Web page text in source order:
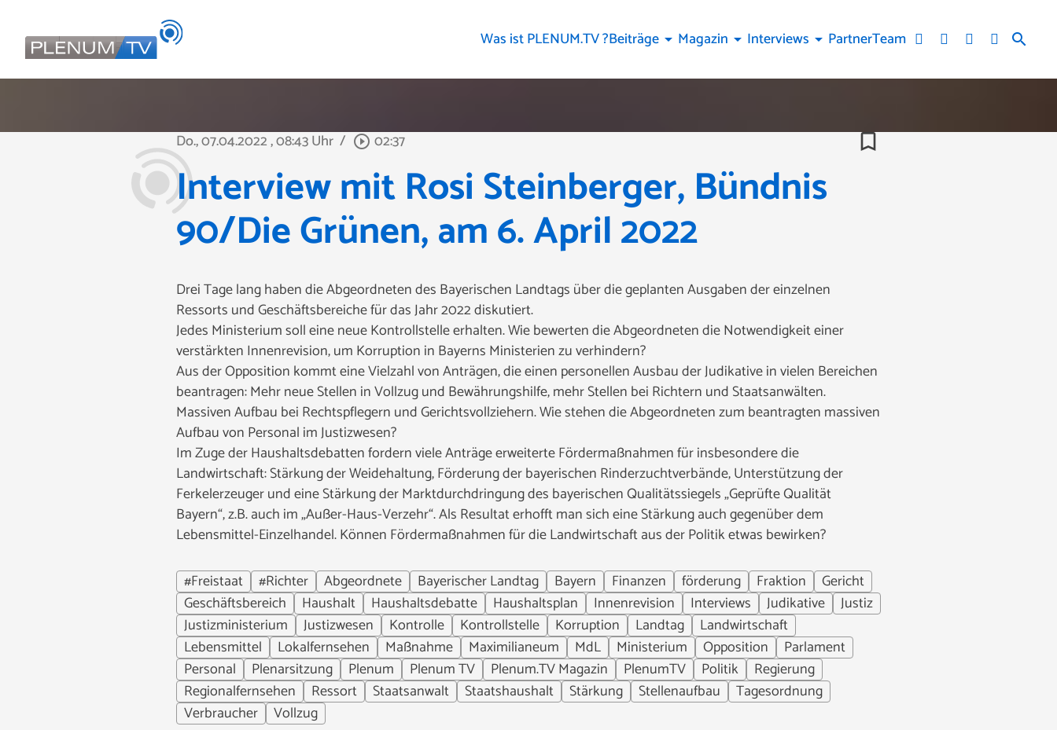
search
Was ist PLENUM.TV ?Beiträge arrow_drop_down Magazin arrow_drop_down Interviews arrow_drop_down PartnerTeam
Do., 07.04.2022, 08:43 Uhr / play_circle_outline 02:37 bookmark_border
Interview mit Rosi Steinberger, Bündnis
90/Die Grünen, am 6. April 2022
Drei Tage lang haben die Abgeordneten des Bayerischen Landtags über die geplanten Ausgaben der einzelnen
Ressorts und Geschäftsbereiche für das Jahr 2022 diskutiert.
Jedes Ministerium soll eine neue Kontrollstelle erhalten. Wie bewerten die Abgeordneten die Notwendigkeit einer
verstärkten Innenrevision, um Korruption in Bayerns Ministerien zu verhindern?
Aus der Opposition kommt eine Vielzahl von Anträgen, die einen personellen Ausbau der Judikative in vielen Bereichen
beantragen: Mehr neue Stellen in Vollzug und Bewährungshilfe, mehr Stellen bei Richtern und Staatsanwälten.
Massiven Aufbau bei Rechtspflegern und Gerichtsvollziehern. Wie stehen die Abgeordneten zum beantragten massiven
Aufbau von Personal im Justizwesen?
Im Zuge der Haushaltsdebatten fordern viele Anträge erweiterte Fördermaßnahmen für insbesondere die
Landwirtschaft: Stärkung der Weidehaltung, Förderung der bayerischen Rinderzuchtverbände, Unterstützung der
Ferkelerzeuger und eine Stärkung der Marktdurchdringung des bayerischen Qualitätssiegels „Geprüfte Qualität
Bayern“, z.B. auch im „Außer-Haus-Verzehr“. Als Resultat erhofft man sich eine Stärkung auch gegenüber dem
Lebensmittel-Einzelhandel. Können Fördermaßnahmen für die Landwirtschaft aus der Politik etwas bewirken?
#Freistaat
#Richter Abgeordnete Bayerischer Landtag Bayern Finanzen förderung Fraktion
Gericht
Geschäftsbereich
Haushalt Haushaltsdebatte Haushaltsplan Innenrevision Interviews Judikative
Justiz
Justizministerium
Justizwesen Kontrolle Kontrollstelle Korruption Landtag
Landwirtschaft
Lebensmittel
Lokalfernsehen Maßnahme Maximilianeum MdL Ministerium Opposition
Parlament
Personal
Plenarsitzung Plenum Plenum TV Plenum.TV Magazin PlenumTV Politik
Regierung
Regionalfernsehen
Ressort Staatsanwalt Staatshaushalt Stärkung Stellenaufbau
Tagesordnung
Verbraucher
Vollzug